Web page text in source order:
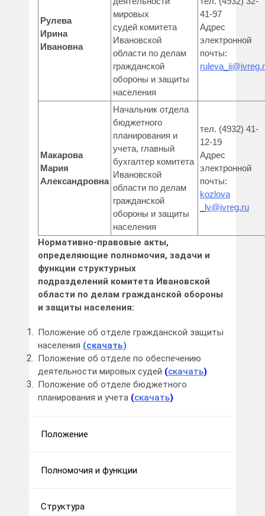
Рулева
Ирина
Ивановна
мировых
судей комитета
Ивановской
области по делам
гражданской
обороны и защиты
населения
41-97
Адрес
электронной
почты:
Макарова
Мария
Александровна
Начальник отдела
бюджетного
планирования и
учета, главный
бухгалтер комитета
Ивановской
области по делам
гражданской
обороны и защиты
населения
тел. (4932) 41-
12-19
Адрес
электронной
почты:
kozlova
_lv@ivreg.ru
Нормативно-правовые акты,
определяющие полномочия, задачи и
функции структурных
подразделений комитета Ивановской
области по делам гражданской обороны
и защиты населения:
Положение об отделе гражданской защиты
населения (скачать)
Положение об отделе по обеспечению
деятельности мировых судей (скачать)
Положение об отделе бюджетного
планирования и учета (скачать)
Положение
Полномочия и функции
Структура